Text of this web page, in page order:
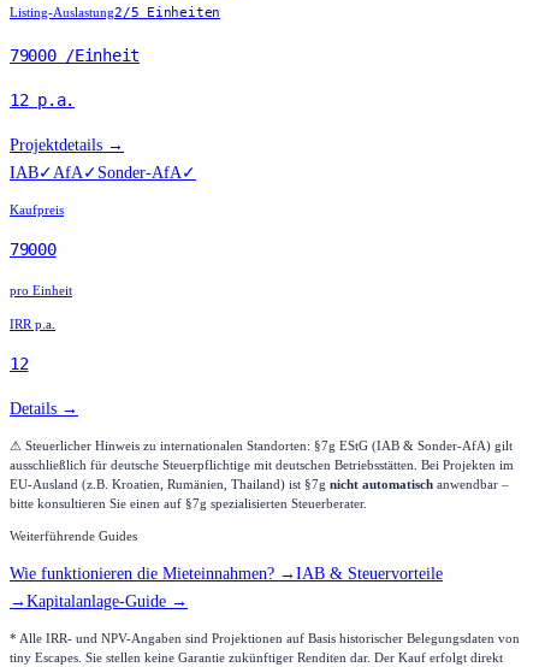
Listing-Auslastung2/5 Einheiten
79000/Einheit
12p.a.
Projektdetails →
IAB✓AfA✓Sonder-AfA✓
Kaufpreis
79000
pro Einheit
IRR p.a.
12
Details →
⚠ Steuerlicher Hinweis zu internationalen Standorten: §7g EStG (IAB & Sonder-AfA) gilt
ausschließlich für deutsche Steuerpflichtige mit deutschen Betriebsstätten. Bei Projekten im
EU-Ausland (z.B. Kroatien, Rumänien, Thailand) ist §7g nicht automatisch anwendbar –
bitte konsultieren Sie einen auf §7g spezialisierten Steuerberater.
Weiterführende Guides
Wie funktionieren die Mieteinnahmen? →IAB & Steuervorteile
→Kapitalanlage-Guide →
* Alle IRR- und NPV-Angaben sind Projektionen auf Basis historischer Belegungsdaten von
tiny Escapes. Sie stellen keine Garantie zukünftiger Renditen dar. Der Kauf erfolgt direkt